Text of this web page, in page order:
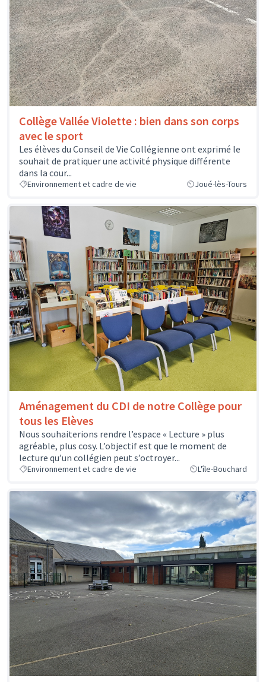
Collège Vallée Violette : bien dans son corps
avec le sport
Les élèves du Conseil de Vie Collégienne ont exprimé le
souhait de pratiquer une activité physique différente
dans la cour...
Environnement et cadre de vie Joué-lès-Tours
Aménagement du CDI de notre Collège pour
tous les Elèves
Nous souhaiterions rendre l’espace « Lecture » plus
agréable, plus cosy. L’objectif est que le moment de
lecture qu’un collégien peut s’octroyer...
Environnement et cadre de vie L'île-Bouchard